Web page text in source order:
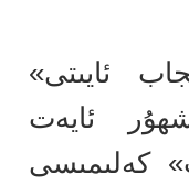
ئايىتى»
ئايەت
كەلىمىسى